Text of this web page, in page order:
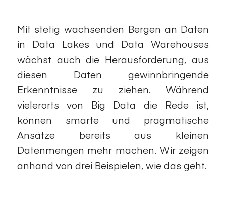
Mit stetig wachsenden Bergen an Daten
in Data Lakes und Data Warehouses
wächst auch die Herausforderung, aus
diesen Daten gewinnbringende
Erkenntnisse zu ziehen. Während
vielerorts von Big Data die Rede ist,
können smarte und pragmatische
Ansätze bereits aus kleinen
Datenmengen mehr machen. Wir zeigen
anhand von drei Beispielen, wie das geht.